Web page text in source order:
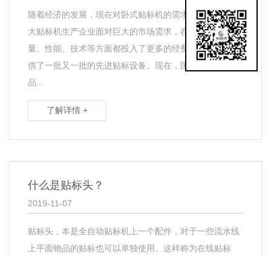
随着经济的发展，现在对卧式贴标机的需求逐渐增多，各
大贴标机生产企业面对巨大的市场需求，在贴标机的质
量、性能、技术等方面都投入了更多的经费，这给市场提
供了一批又一批的先进贴标设备。现在，国内贴标机行业
品...
了解详情 +
什么是贴标头？
2019-11-07
贴标头，本是全自动贴标机上一个配件，对于一些流水线
上平面物品的贴标也可以单独使用。这样称为在线贴标